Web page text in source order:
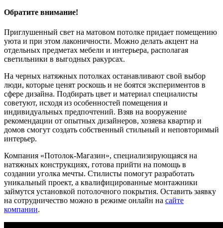
Обратите внимание!
Приглушенный свет на матовом потолке придает помещению
уюта и при этом лаконичности. Можно делать акцент на
отдельных предметах мебели и интерьера, располагая
светильники в выгодных ракурсах.
На черных натяжных потолках останавливают свой выбор
люди, которые ценят роскошь и не боятся экспериментов в
сфере дизайна. Подбирать цвет и материал специалисты
советуют, исходя из особенностей помещения и
индивидуальных предпочтений. Взяв на вооружение
рекомендации от опытных дизайнеров, хозяева квартир и
домов смогут создать собственный стильный и неповторимый
интерьер.
Компания «Потолок-Магазин», специализирующаяся на
натяжных конструкциях, готова прийти на помощь в
создании уголка мечты. Стилисты помогут разработать
уникальный проект, а квалифицированные монтажники
займутся установкой потолочного покрытия. Оставить заявку
на сотрудничество можно в режиме онлайн на сайте
компании.